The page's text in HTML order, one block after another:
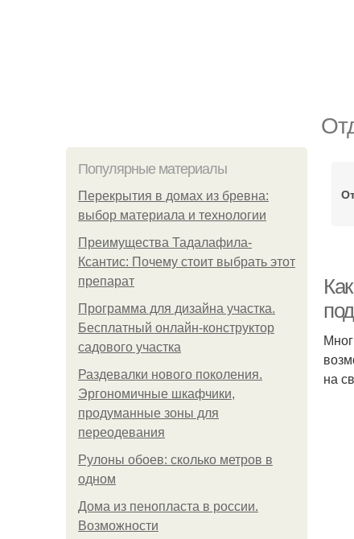
Популярные материалы
Перекрытия в домах из бревна:
выбор материала и технологии
Преимущества Тадалафила-
Ксантис: Почему стоит выбрать этот
препарат
Программа для дизайна участка.
Бесплатный онлайн-конструктор
садового участка
Раздевалки нового поколения.
Эргономичные шкафчики,
продуманные зоны для
переодевания
Рулоны обоев: сколько метров в
одном
Дома из пенопласта в россии.
Возможности
на